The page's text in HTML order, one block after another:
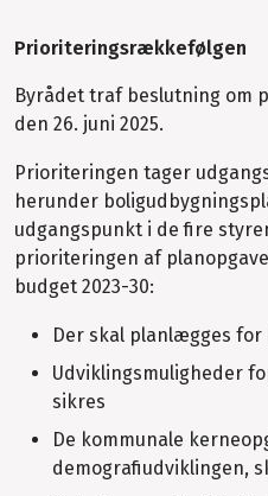
Prioriteringsrækkefølgen
Byrådet traf beslutning om
den 26. juni 2025.
Prioriteringen tager
herunder
udgangspunkt i de fire
prioriteringen af
budget 2023-30:
Der skal planlægges
Udviklingsmuligheder
sikres
De kommunale
demografiudviklingen,